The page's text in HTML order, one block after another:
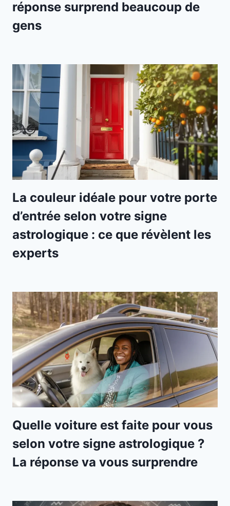
réponse surprend beaucoup de
gens
La couleur idéale pour votre porte
d’entrée selon votre signe
astrologique : ce que révèlent les
experts
Quelle voiture est faite pour vous
selon votre signe astrologique ?
La réponse va vous surprendre